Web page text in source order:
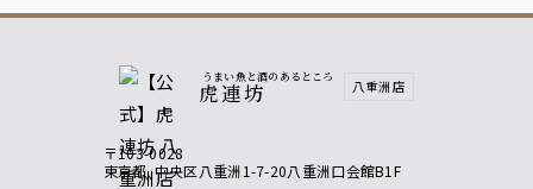
うまい魚と酒のあるところ
虎連坊 八重洲店
〒103-0028
東京都 中央区八重洲1-7-20八重洲口会館B1F